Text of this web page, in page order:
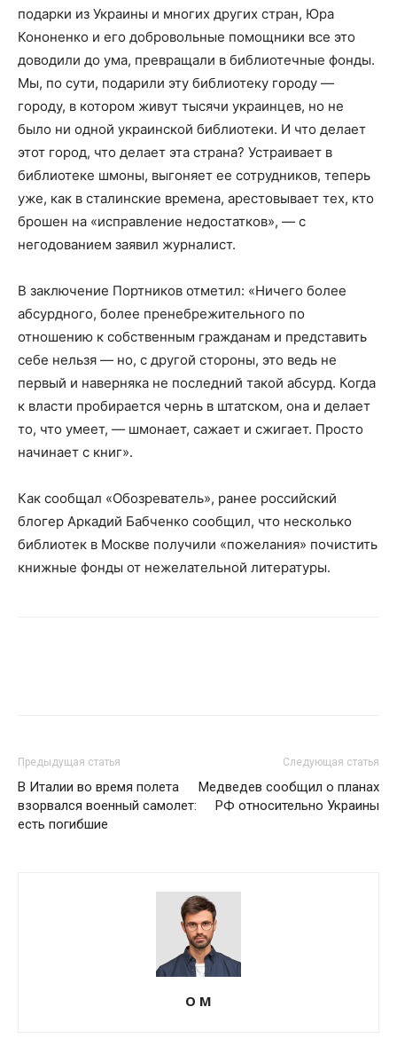
подарки из Украины и многих других стран, Юра
Кононенко и его добровольные помощники все это
доводили до ума, превращали в библиотечные фонды.
Мы, по сути, подарили эту библиотеку городу —
городу, в котором живут тысячи украинцев, но не
было ни одной украинской библиотеки. И что делает
этот город, что делает эта страна? Устраивает в
библиотеке шмоны, выгоняет ее сотрудников, теперь
уже, как в сталинские времена, арестовывает тех, кто
брошен на «исправление недостатков», — с
негодованием заявил журналист.
В заключение Портников отметил: «Ничего более
абсурдного, более пренебрежительного по
отношению к собственным гражданам и представить
себе нельзя — но, с другой стороны, это ведь не
первый и наверняка не последний такой абсурд. Когда
к власти пробирается чернь в штатском, она и делает
то, что умеет, — шмонает, сажает и сжигает. Просто
начинает с книг».
Как сообщал «Обозреватель», ранее российский
блогер Аркадий Бабченко сообщил, что несколько
библиотек в Москве получили «пожелания» почистить
книжные фонды от нежелательной литературы.
Предыдущая статья
В Италии во время полета
взорвался военный самолет:
есть погибшие
Следующая статья
Медведев сообщил о планах
РФ относительно Украины
О М